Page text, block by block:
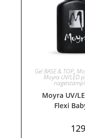
Gel BASE & TOP,
Moyra UV/LED
Moyra UV/
Flexi